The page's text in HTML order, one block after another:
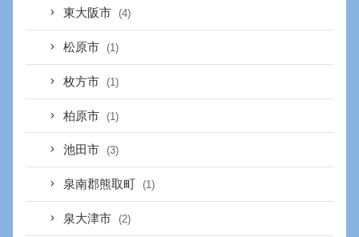
東大阪市 (4)
松原市 (1)
枚方市 (1)
柏原市 (1)
池田市 (3)
泉南郡熊取町 (1)
泉大津市 (2)